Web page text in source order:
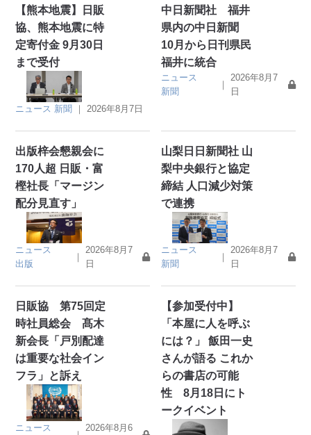
【熊本地震】日販
協、熊本地震に特
定寄付金 9月30日
まで受付
ニュース 新聞 ｜ 2026年8月7日
中日新聞社 福井
県内の中日新聞
10月から日刊県民
福井に統合
ニュース
新聞
｜
2026年8月7
日
出版梓会懇親会に
170人超 日販・富
樫社長「マージン
配分見直す」
ニュース
出版
｜
2026年8月7
日
山梨日日新聞社 山
梨中央銀行と協定
締結 人口減少対策
で連携
ニュース
新聞
｜
2026年8月7
日
日販協 第75回定
時社員総会 髙木
新会長「戸別配達
は重要な社会イン
フラ」と訴え
ニュース 2026年8月6
【参加受付中】
「本屋に人を呼ぶ
には？」 飯田一史
さんが語る これか
らの書店の可能
性 8月18日にト
ークイベント